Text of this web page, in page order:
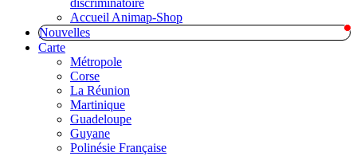
discriminatoire
Accueil Animap-Shop
Nouvelles
Carte
Métropole
Corse
La Réunion
Martinique
Guadeloupe
Guyane
Polinésie Française